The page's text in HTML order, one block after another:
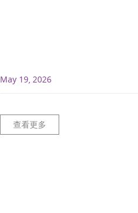
May 19, 2026
查看更多